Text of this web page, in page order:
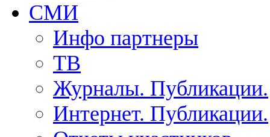
СМИ
Инфо партнеры
ТВ
Журналы. Публикации.
Интернет. Публикации.